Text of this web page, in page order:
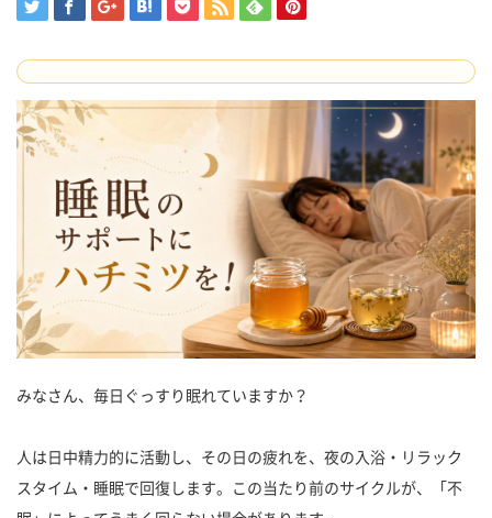
みなさん、毎日ぐっすり眠れていますか？
人は日中精力的に活動し、その日の疲れを、夜の入浴・リラック
スタイム・睡眠で回復します。この当たり前のサイクルが、「不